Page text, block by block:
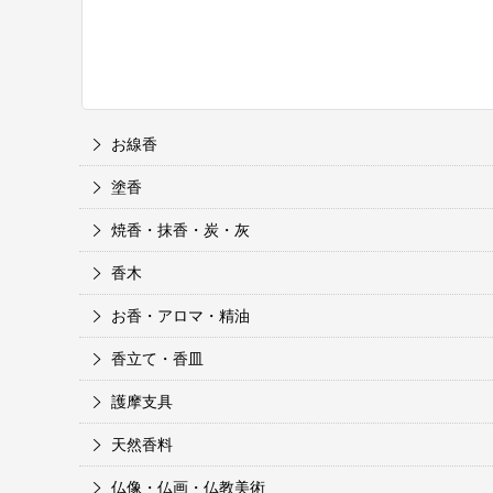
お線香
塗香
焼香・抹香・炭・灰
香木
お香・アロマ・精油
香立て・香皿
護摩支具
天然香料
仏像・仏画・仏教美術